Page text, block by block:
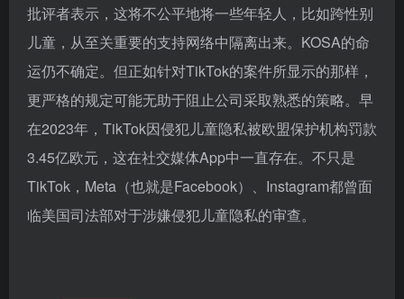
批评者表示，这将不公平地将一些年轻人，比如跨性别
儿童，从至关重要的支持网络中隔离出来。KOSA的命
运仍不确定。但正如针对TikTok的案件所显示的那样，
更严格的规定可能无助于阻止公司采取熟悉的策略。早
在2023年，TikTok因侵犯儿童隐私被欧盟保护机构罚款
3.45亿欧元，这在社交媒体App中一直存在。不只是
TikTok，Meta（也就是Facebook）、Instagram都曾面
临美国司法部对于涉嫌侵犯儿童隐私的审查。